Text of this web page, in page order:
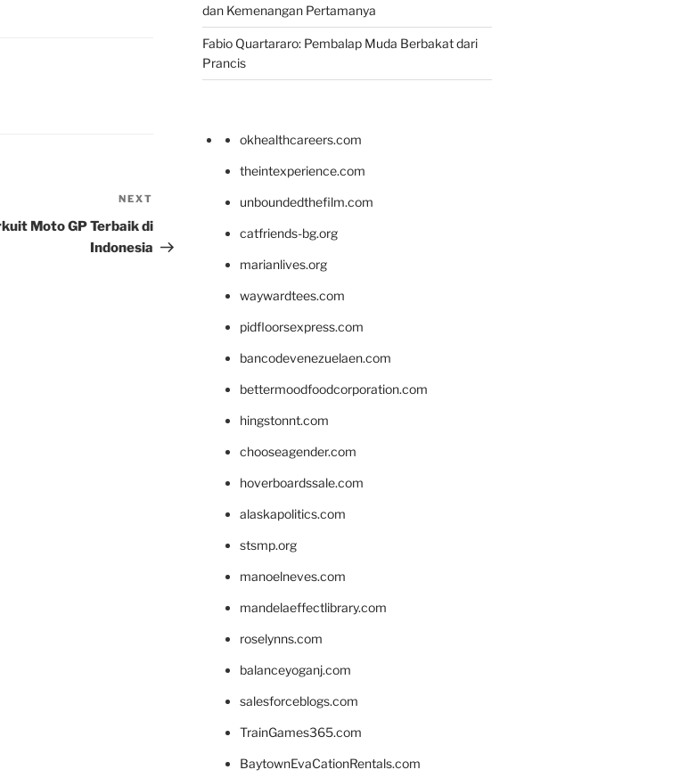
Post
NEXT
Moto GP Terbaik di
Indonesia
dan Kemenangan Pertamanya
Fabio Quartararo: Pembalap Muda Berbakat dari
Prancis
okhealthcareers.com
theintexperience.com
unboundedthefilm.com
catfriends-bg.org
marianlives.org
waywardtees.com
pidfloorsexpress.com
bancodevenezuelaen.com
bettermoodfoodcorporation.com
hingstonnt.com
chooseagender.com
hoverboardssale.com
alaskapolitics.com
stsmp.org
manoelneves.com
mandelaeffectlibrary.com
roselynns.com
balanceyoganj.com
salesforceblogs.com
TrainGames365.com
BaytownEvaCationRentals.com